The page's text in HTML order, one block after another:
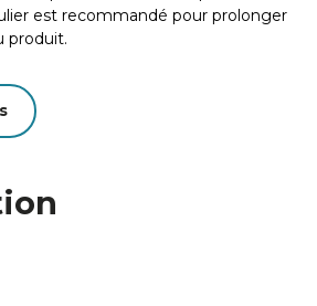
est recommandé pour prolonger
produit.